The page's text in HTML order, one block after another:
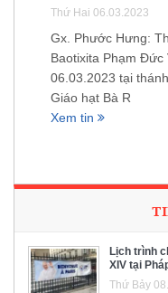
Thứ Hai 06.03.2023
Gx. Phước Hưng:
Baotixita Phạm
06.03.2023 tại
Giáo hạt Bà R
Xem tin
Lịch trình
XIV tại
Thứ Bảy